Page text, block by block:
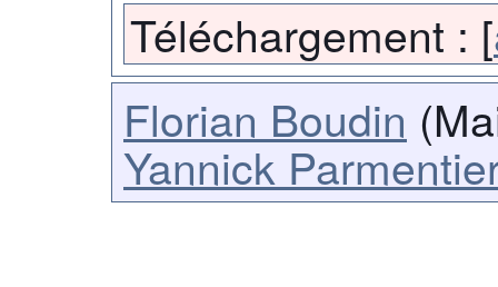
Téléchargement : [
Florian Boudin
Yannick